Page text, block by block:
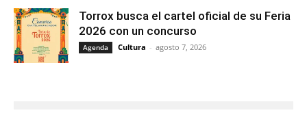
Torrox busca el cartel oficial de su Feria
2026 con un concurso
Agenda Cultura - agosto 7, 2026